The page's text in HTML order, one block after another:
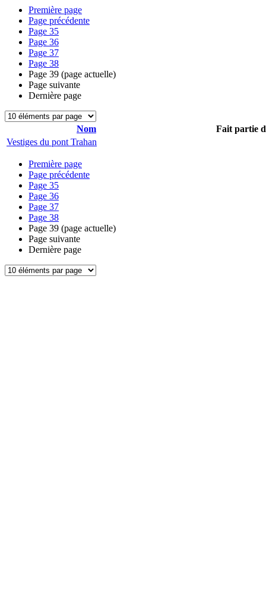
Première page
Page précédente
Page 35
Page 36
Page 37
Page 38
Page 39 (page actuelle)
Page suivante
Dernière page
Nom
Fait partie
Vestiges du pont Trahan
Première page
Page précédente
Page 35
Page 36
Page 37
Page 38
Page 39 (page actuelle)
Page suivante
Dernière page